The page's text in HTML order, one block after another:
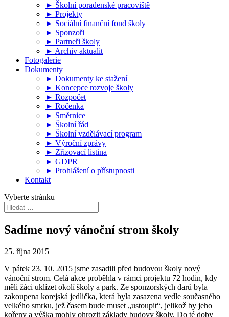
► Školní poradenské pracoviště
► Projekty
► Sociální finanční fond školy
► Sponzoři
► Partneři školy
► Archiv aktualit
Fotogalerie
Dokumenty
► Dokumenty ke stažení
► Koncepce rozvoje školy
► Rozpočet
► Ročenka
► Směrnice
► Školní řád
► Školní vzdělávací program
► Výroční zprávy
► Zřizovací listina
► GDPR
► Prohlášení o přístupnosti
Kontakt
Vyberte stránku
Sadíme nový vánoční strom školy
25. října 2015
V pátek 23. 10. 2015 jsme zasadili před budovou školy nový
vánoční strom. Celá akce proběhla v rámci projektu 72 hodin, kdy
měli žáci uklízet okolí školy a park. Ze sponzorských darů byla
zakoupena korejská jedlička, která byla zasazena vedle současného
velkého smrku, jež časem bude muset „ustoupit“, jelikož by jeho
kořeny a výška mohly ohrozit základy budovy školy. Do té doby